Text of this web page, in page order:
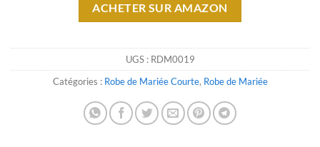
ACHETER SUR AMAZON
UGS : RDM0019
Catégories : Robe de Mariée Courte, Robe de Mariée